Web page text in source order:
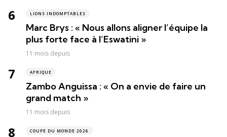
LIONS INDOMPTABLES
Marc Brys : « Nous allons aligner l’équipe la
plus forte face à l’Eswatini »
11 mois depuis
AFRIQUE
Zambo Anguissa : « On a envie de faire un
grand match »
11 mois depuis
COUPE DU MONDE 2026